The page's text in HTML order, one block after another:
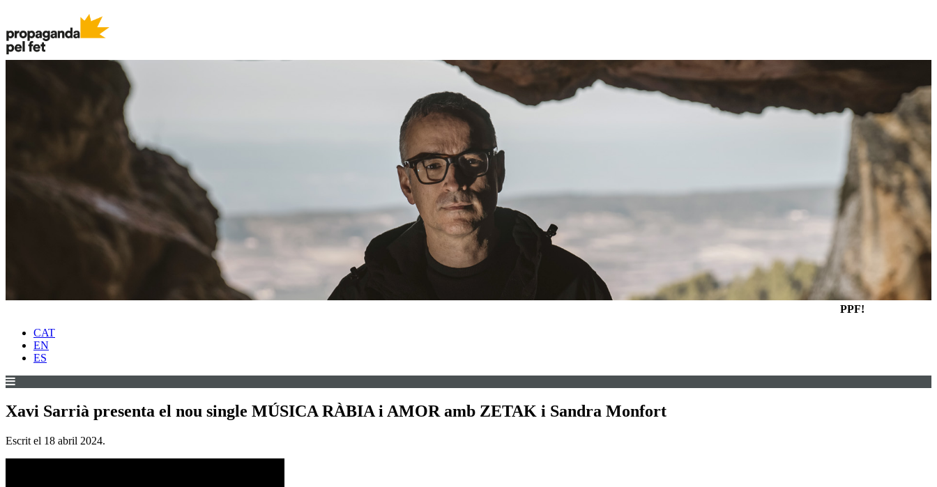
PPF!
CAT
EN
ES
Xavi Sarrià presenta el nou single MÚSICA RÀBIA i AMOR amb ZETAK i Sandra Monfort
Escrit el 18 abril 2024.